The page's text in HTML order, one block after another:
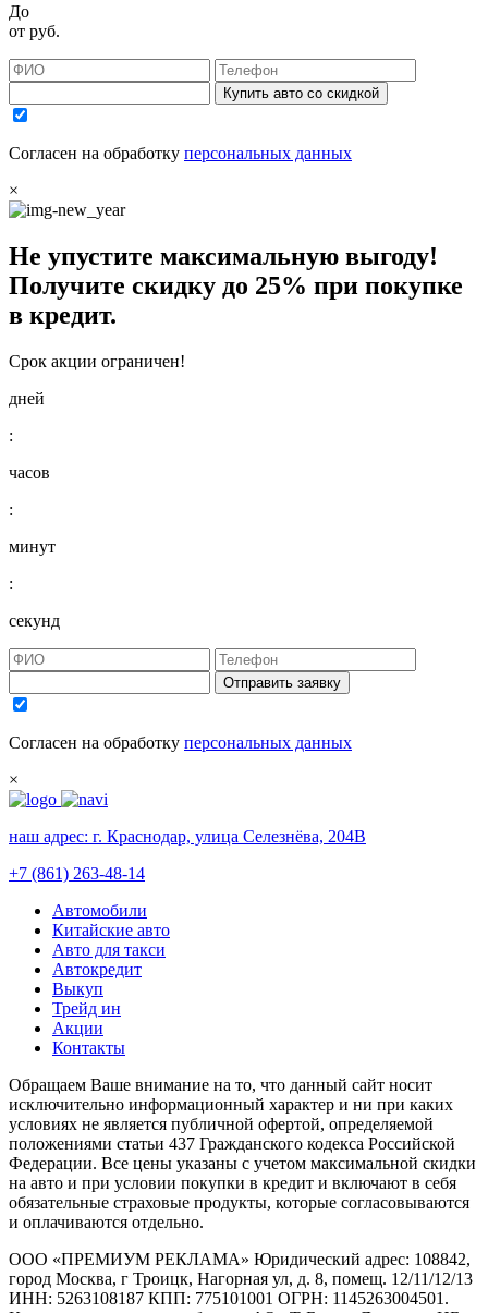
До
от руб.
Купить авто со скидкой
Согласен на обработку персональных данных
×
Не упустите максимальную выгоду!
Получите скидку до 25% при покупке
в кредит.
Срок акции ограничен!
дней
:
часов
:
минут
:
секунд
Отправить заявку
Согласен на обработку персональных данных
×
наш адрес: г. Краснодар, улица Селезнёва, 204В
+7 (861) 263-48-14
Автомобили
Китайские авто
Авто для такси
Автокредит
Выкуп
Трейд ин
Акции
Контакты
Обращаем Ваше внимание на то, что данный сайт носит
исключительно информационный характер и ни при каких
условиях не является публичной офертой, определяемой
положениями статьи 437 Гражданского кодекса Российской
Федерации. Все цены указаны с учетом максимальной скидки
на авто и при условии покупки в кредит и включают в себя
обязательные страховые продукты, которые согласовываются
и оплачиваются отдельно.
ООО «ПРЕМИУМ РЕКЛАМА» Юридический адрес: 108842,
город Москва, г Троицк, Нагорная ул, д. 8, помещ. 12/11/12/13
ИНН: 5263108187 КПП: 775101001 ОГРН: 1145263004501.